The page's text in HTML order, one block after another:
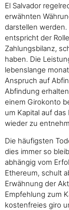
El Salvador
erwähnten
darstellen
entspricht der
Zahlungsbilanz,
haben. Die
lebenslange
Anspruch auf
Abfindung
einem Girokonto
um Kapital auf
wieder zu
Die häufigsten
dies immer so
abhängig vom
Ethereum, schult
Erwähnung der
Empfehlung zum
kostenfreies giro